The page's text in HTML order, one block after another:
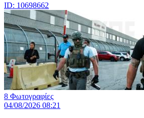
ID: 10698662
8 Φωτογραφίες
04/08/2026 08:21